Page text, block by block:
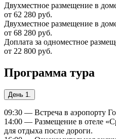
Двухместное размещение в
от 62 280 руб.
Двухместное размещение в
от 68 280 руб.
Доплата за одноместное
от 22 800 руб.
Программа тура
День 1.
09:30 — Встреча в аэропорту
14:00 — Размещение в отеле
для отдыха после дороги.